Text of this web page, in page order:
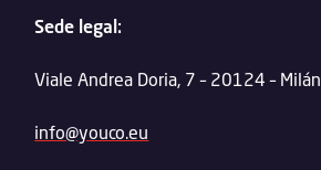
Sede legal:
Viale Andrea Doria, 7 – 20124 – Milán
info@youco.eu